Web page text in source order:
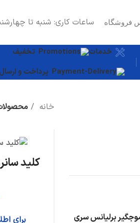
فروشگاه ساعات کاری: شنبه تا
خدمات
تخفیف
پرداخت و ارسال
برلیانس سری
خانه
کلید
برای